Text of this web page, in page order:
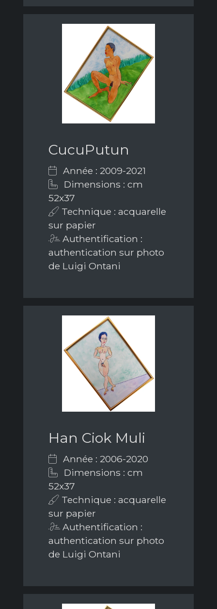
CucuPutun
Année : 2009-2021
Dimensions : cm
52x37
Technique : acquarelle
sur papier
Authentification :
authentication sur photo
de Luigi Ontani
Han Ciok Muli
Année : 2006-2020
Dimensions : cm
52x37
Technique : acquarelle
sur papier
Authentification :
authentication sur photo
de Luigi Ontani